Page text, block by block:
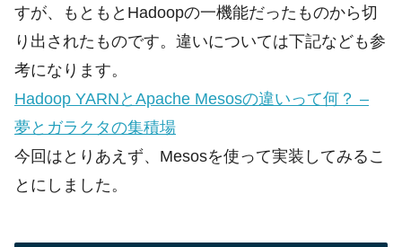
すが、もともとHadoopの一機能だったものから切
り出されたものです。違いについては下記なども参
考になります。
Hadoop YARNとApache Mesosの違いって何？ –
夢とガラクタの集積場
今回はとりあえず、Mesosを使って実装してみるこ
とにしました。